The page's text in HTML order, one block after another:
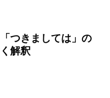
つきましては」の
解釈